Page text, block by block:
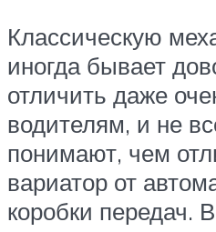
Классическую
иногда бывает
отличить даже
водителям, и не
понимают, чем
вариатор от
коробки передач.